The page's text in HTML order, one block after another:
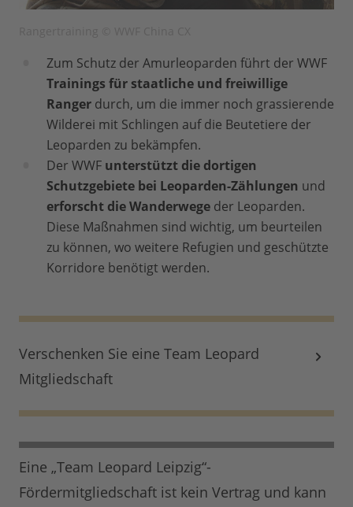
Zum Schutz der Amurleoparden führt der WWF
Trainings für staatliche und freiwillige
Ranger durch, um die immer noch grassierende
Wilderei mit Schlingen auf die Beutetiere der
Leoparden zu bekämpfen.
Der WWF unterstützt die dortigen
Schutzgebiete bei Leoparden-Zählungen und
erforscht die Wanderwege der Leoparden.
Diese Maßnahmen sind wichtig, um beurteilen
zu können, wo weitere Refugien und geschützte
Korridore benötigt werden.
Verschenken Sie eine Team Leopard
Mitgliedschaft
Eine „Team Leopard Leipzig“-
Fördermitgliedschaft ist kein Vertrag und kann